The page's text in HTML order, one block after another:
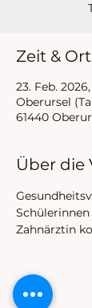
Zeit & Ort
23. Feb. 2026,
Oberursel
61440
Über die
Zahnärztin